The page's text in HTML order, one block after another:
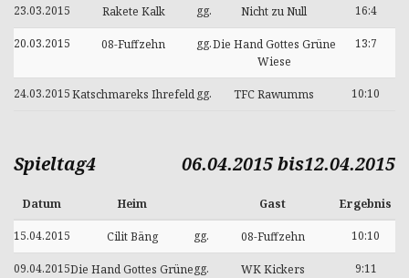
23.03.2015 Rakete Kalk gg. Nicht zu Null 16:4
20.03.2015 08-Fuffzehn gg.Die Hand Gottes Grüne
Wiese
13:7
24.03.2015Katschmareks Ihrefeldgg. TFC Rawumms 10:10
Spieltag4 06.04.2015 bis12.04.2015
Datum Heim Gast Ergebnis
15.04.2015 Cilit Bäng gg. 08-Fuffzehn 10:10
09.04.2015Die Hand Gottes Grünegg. WK Kickers 9:11